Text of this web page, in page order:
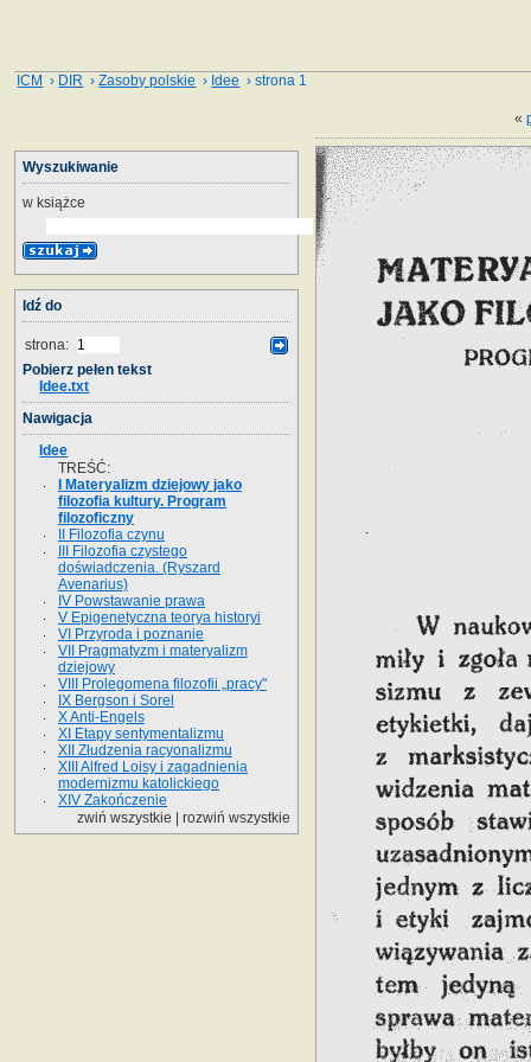
ICM › DIR ›Zasoby polskie › Idee › strona 1
«
Wyszukiwanie
w książce
Idź do
strona:
Pobierz pełen tekst
Idee.txt
Nawigacja
Idee
TREŚĆ:
I Materyalizm dziejowy jako
filozofia kultury. Program
filozoficzny
II Filozofia czynu
III Filozofia czystego
doświadczenia. (Ryszard
Avenarius)
IV Powstawanie prawa
V Epigenetyczna teorya historyi
VI Przyroda i poznanie
VII Pragmatyzm i materyalizm
dziejowy
VIII Prolegomena filozofii „pracy"
IX Bergson i Sorel
X Anti-Engels
XI Etapy sentymentalizmu
XII Złudzenia racyonalizmu
XIII Alfred Loisy i zagadnienia
modernizmu katolickiego
XIV Zakończenie
zwiń wszystkie
rozwiń wszystkie